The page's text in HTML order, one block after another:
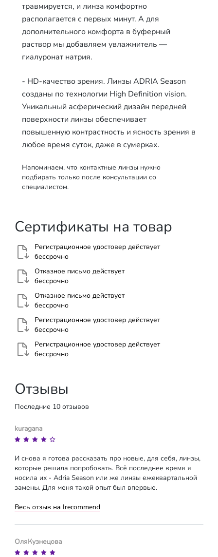
травмируется, и линза комфортно
располагается с первых минут. А для
дополнительного комфорта в буферный
раствор мы добавляем увлажнитель —
гиалуронат натрия.
- HD-качество зрения. Линзы ADRIA Season
созданы по технологии High Definition vision.
Уникальный асферический дизайн передней
поверхности линзы обеспечивает
повышенную контрастность и ясность зрения в
любое время суток, даже в сумерках.
Напоминаем, что контактные линзы нужно
подбирать только после консультации со
специалистом.
Сертификаты на товар
Регистрационное удостовер действует
бессрочно
Отказное письмо действует
бессрочно
Отказное письмо действует
бессрочно
Регистрационное удостовер действует
бессрочно
Регистрационное удостовер действует
бессрочно
Отзывы
Последние 10 отзывов
kuragana
И снова я готова рассказать про новые, для себя, линзы,
которые решила попробовать. Всё последнее время я
носила их - Adria Season или же линзы ежеквартальной
замены. Для меня такой опыт был впервые.
Весь отзыв на Irecommend
ОляКузнецова